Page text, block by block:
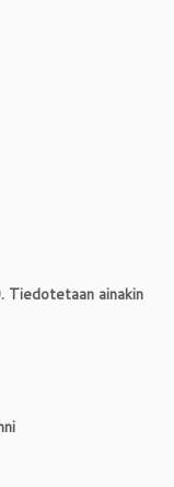
Tiedotetaan ainakin